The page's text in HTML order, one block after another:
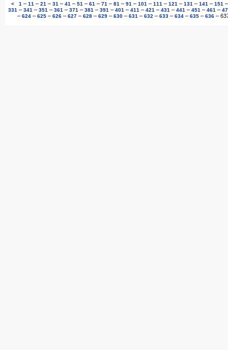
< 1 – 11 – 21 – 31 – 41 – 51 – 61 – 71 – 81 – 91 – 101 – 111 – 121 – 131 – 141 – 151
331 – 341 – 351 – 361 – 371 – 381 – 391 – 401 – 411 – 421 – 431 – 441 – 451 – 461 –
– 624 – 625 – 626 – 627 – 628 – 629 – 630 – 631 – 632 – 633 – 634 – 635 – 636 –